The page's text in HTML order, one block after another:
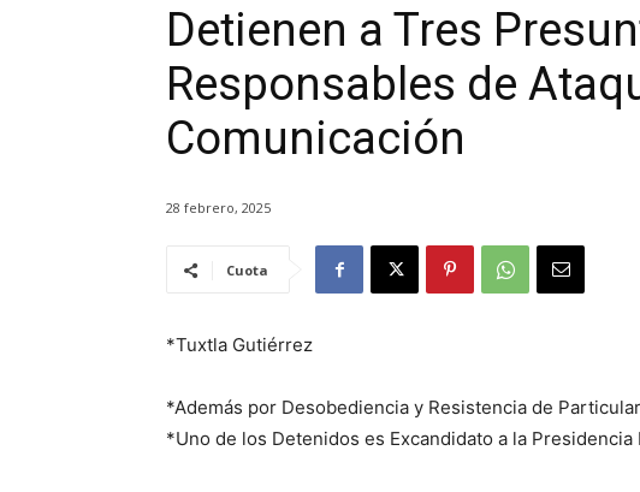
Detienen a Tres
Responsables de
Comunicación
28 febrero, 2025
Cuota
*Tuxtla Gutiérrez
*Además por Desobediencia y Resistencia de
*Uno de los Detenidos es Excandidato a la